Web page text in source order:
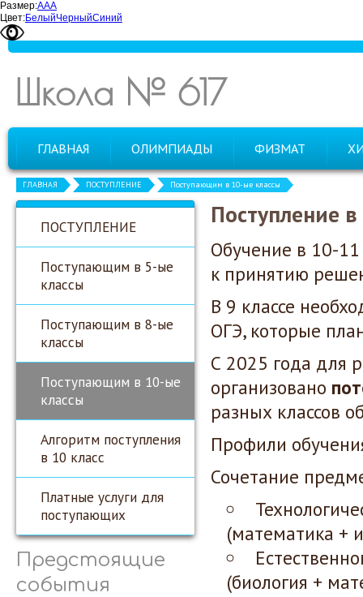
Размер:ААА
Цвет:БелыйЧерныйСиний
Школа № 617
ГЛАВНАЯ ОЛИМПИАДЫ ФИЗМАТ
ГЛАВНАЯ ПОСТУПЛЕНИЕ Поступающим в 10-ые классы
ПОСТУПЛЕНИЕ
Поступающим в 5-ые
классы
Поступающим в 8-ые
классы
Поступающим в 10-ые
классы
Алгоритм поступления
в 10 класс
Платные услуги для
поступающих
Предстоящие
события
Поступление
Обучение в 10-11
к принятию
В 9 классе
ОГЭ, которые
С 2025 года для
организовано
разных классов
Профили
Сочетание
(математика +
(биология +